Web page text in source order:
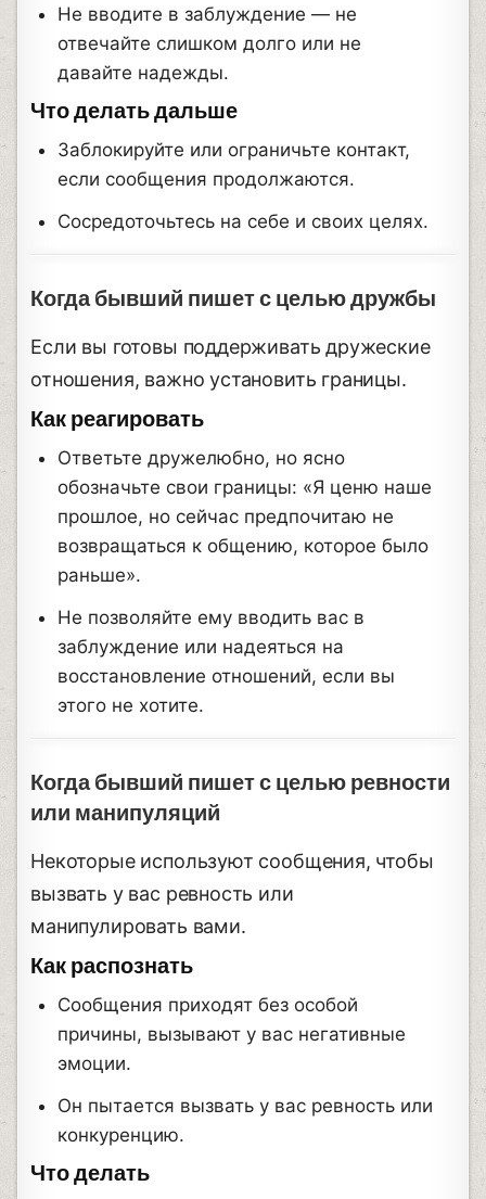
Не вводите в заблуждение — не
отвечайте слишком долго или не
давайте надежды.
Что делать дальше
Заблокируйте или ограничьте контакт,
если сообщения продолжаются.
Сосредоточьтесь на себе и своих целях.
Когда бывший пишет с целью дружбы
Если вы готовы поддерживать дружеские
отношения, важно установить границы.
Как реагировать
Ответьте дружелюбно, но ясно
обозначьте свои границы: «Я ценю наше
прошлое, но сейчас предпочитаю не
возвращаться к общению, которое было
раньше».
Не позволяйте ему вводить вас в
заблуждение или надеяться на
восстановление отношений, если вы
этого не хотите.
Когда бывший пишет с целью ревности
или манипуляций
Некоторые используют сообщения, чтобы
вызвать у вас ревность или
манипулировать вами.
Как распознать
Сообщения приходят без особой
причины, вызывают у вас негативные
эмоции.
Он пытается вызвать у вас ревность или
конкуренцию.
Что делать